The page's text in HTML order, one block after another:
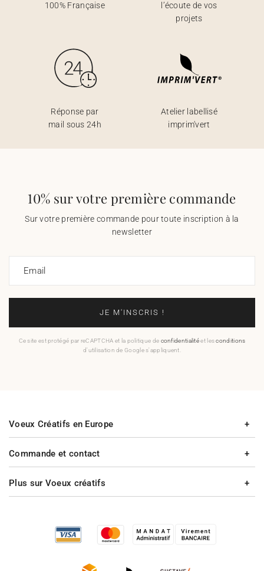
100% Française
l’écoute de vos
projets
Réponse par
mail sous 24h
Atelier labellisé
imprim'vert
10% sur votre première commande
Sur votre première commande pour toute inscription à la
newsletter
Email
JE M'INSCRIS !
Ce site est protégé par reCAPTCHA et la politique de confidentialitéet lesconditions
d'utilisation de Google s'appliquent.
Commande et contact
Plus sur Voeux créatifs
Voeux Créatifs en Europe